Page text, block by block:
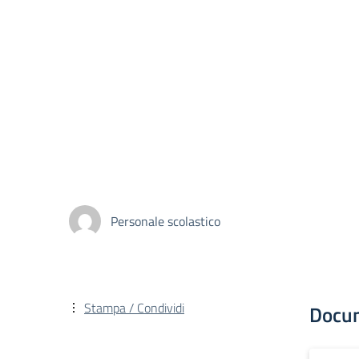
Personale scolastico
Stampa / Condividi